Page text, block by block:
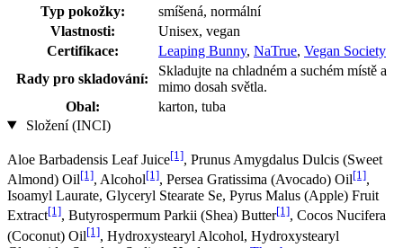
Typ pokožky:
smíšená, normální
Vlastnosti:
Unisex, vegan
Certifikace:
Leaping Bunny, NaTrue, Vegan Society
Rady pro skladování:
Skladujte na chladném a suchém místě a
mimo dosah světla.
Obal:
karton, tuba
Složení (INCI)
Aloe Barbadensis Leaf Juice[1], Prunus Amygdalus Dulcis (Sweet
Almond) Oil[1], Alcohol[1], Persea Gratissima (Avocado) Oil[1],
Isoamyl Laurate, Glyceryl Stearate Se, Pyrus Malus (Apple) Fruit
Extract[1], Butyrospermum Parkii (Shea) Butter[1], Cocos Nucifera
(Coconut) Oil[1], Hydroxystearyl Alcohol, Hydroxystearyl